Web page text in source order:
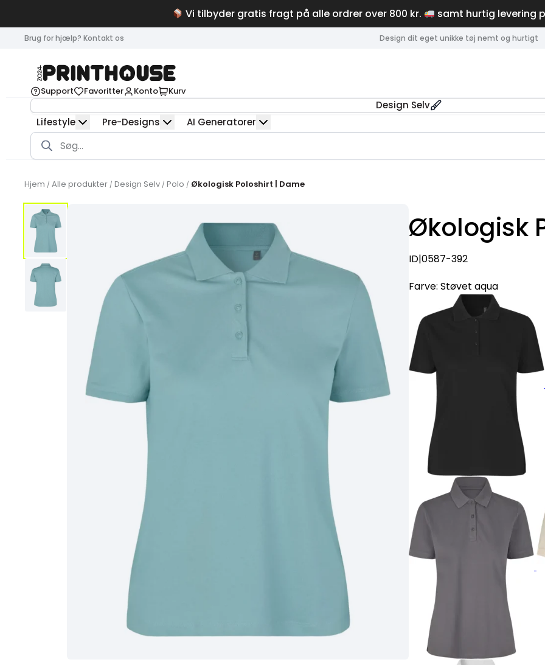
Vi tilbyder gratis fragt på alle ordrer over 800 kr. samt hurtig levering
Brug for hjælp? Kontakt os Design dit eget unikke tøj nemt og hurtigt
Support Favoritter Konto Kurv
Design Selv
Lifestyle
Pre-Designs AI Generatorer
Products
search
Hjem / Alle produkter / Design Selv / Polo / Økologisk Poloshirt | Dame
Økologisk
ID|0587-392
Farve: Støvet aqua